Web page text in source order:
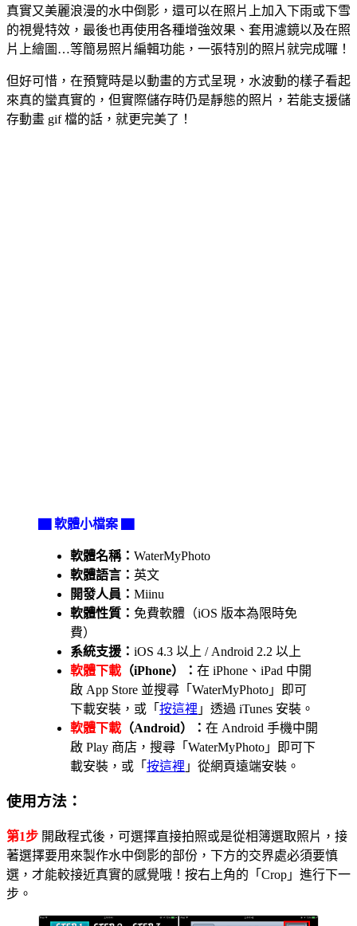
真實又美麗浪漫的水中倒影，還可以在照片上加入下雨或下雪
的視覺特效，最後也再使用各種增強效果、套用濾鏡以及在照
片上繪圖…等簡易照片編輯功能，一張特別的照片就完成囉！
但好可惜，在預覽時是以動畫的方式呈現，水波動的樣子看起
來真的蠻真實的，但實際儲存時仍是靜態的照片，若能支援儲
存動畫 gif 檔的話，就更完美了！
▇ 軟體小檔案 ▇
軟體名稱： WaterMyPhoto
軟體語言： 英文
開發人員： Miinu
軟體性質： 免費軟體（iOS 版本為限時免
費）
系統支援： iOS 4.3 以上 / Android 2.2 以上
軟體下載 （iPhone）： 在 iPhone、iPad 中開
啟 App Store 並搜尋「WaterMyPhoto」即可
下載安裝，或「 按這裡 」透過 iTunes 安裝。
軟體下載 （Android）： 在 Android 手機中開
啟 Play 商店，搜尋「WaterMyPhoto」即可下
載安裝，或「 按這裡 」從網頁遠端安裝。
使用方法：
第1步 開啟程式後，可選擇直接拍照或是從相簿選取照片，接
著選擇要用來製作水中倒影的部份，下方的交界處必須要慎
選，才能較接近真實的感覺哦！按右上角的「Crop」進行下一
步。